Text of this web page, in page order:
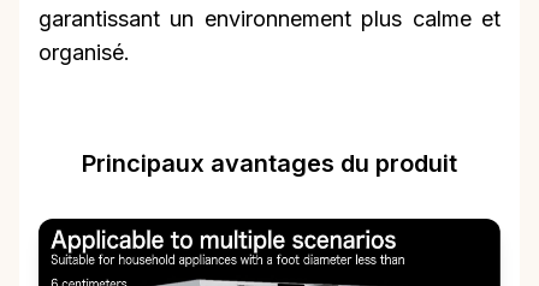
garantissant un environnement plus calme et
organisé.
Principaux avantages du produit